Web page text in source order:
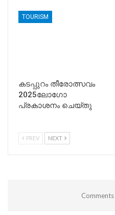
TOURISM
കടപ്പുറം തീരോത്സവം
2025ലോഗോ
പ്രകാശനം ചെയ്തു
PREV NEXT